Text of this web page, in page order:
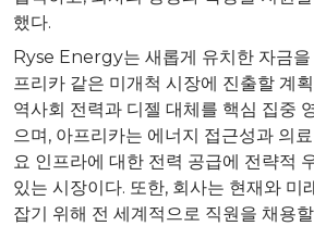
했다.
Ryse Energy는 새롭게 유치한 자금을
프리카 같은 미개척 시장에 진출할 계
역사회 전력과 디젤 대체를 핵심 집중
으며, 아프리카는 에너지 접근성과 의
요 인프라에 대한 전력 공급에 전략적
있는 시장이다. 또한, 회사는 현재와 미
잡기 위해 전 세계적으로 직원을 채용